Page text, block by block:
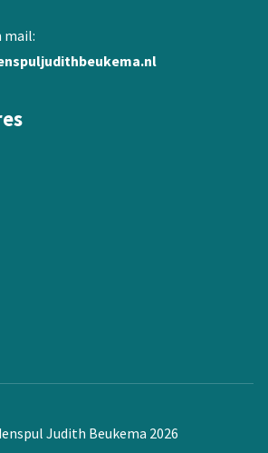
mail:
Judith Beukema 2026